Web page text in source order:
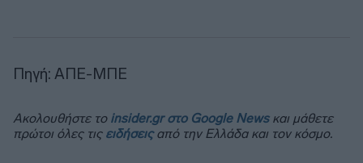
Πηγή: ΑΠΕ-ΜΠΕ
Ακολουθήστε το insider.gr στο Google Newsκαι μάθετε
πρώτοι όλες τις ειδήσειςαπό την Ελλάδα και τον κόσμο.